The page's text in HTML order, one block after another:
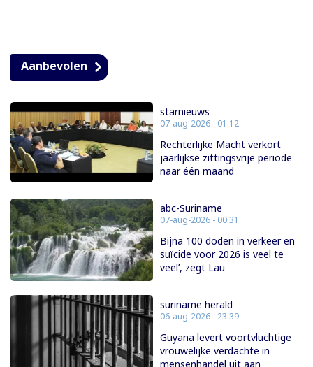
Aanbevolen
starnieuws
07-aug-2026 - 01:12
Rechterlijke Macht verkort
jaarlijkse zittingsvrije periode
naar één maand
abc-Suriname
07-aug-2026 - 00:31
Bijna 100 doden in verkeer en
suïcide voor 2026 is veel te
veel’, zegt Lau
suriname herald
06-aug-2026 - 23:39
Guyana levert voortvluchtige
vrouwelijke verdachte in
mensenhandel uit aan